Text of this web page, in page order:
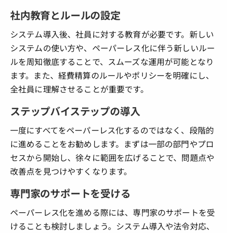
社内教育とルールの設定
システム導入後、社員に対する教育が必要です。新しい
システムの使い方や、ペーパーレス化に伴う新しいルー
ルを周知徹底することで、スムーズな運用が可能となり
ます。また、経費精算のルールやポリシーを明確にし、
全社員に理解させることが重要です。
ステップバイステップの導入
一度にすべてをペーパーレス化するのではなく、段階的
に進めることをお勧めします。まずは一部の部門やプロ
セスから開始し、徐々に範囲を広げることで、問題点や
改善点を見つけやすくなります。
専門家のサポートを受ける
ペーパーレス化を進める際には、専門家のサポートを受
けることも検討しましょう。システム導入や法令対応、